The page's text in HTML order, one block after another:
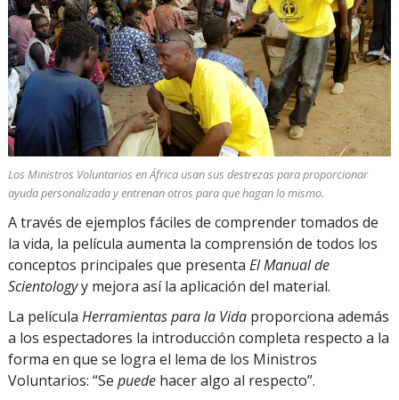
Los Ministros Voluntarios en África usan sus destrezas para proporcionar
ayuda personalizada y entrenan otros para que hagan lo mismo.
A través de ejemplos fáciles de comprender tomados de
la vida, la película aumenta la comprensión de todos los
conceptos principales que presenta El Manual de
Scientologyy mejora así la aplicación del material.
La película Herramientas para la Vida proporciona además
a los espectadores la introducción completa respecto a la
forma en que se logra el lema de los Ministros
Voluntarios: “Se puede hacer algo al respecto”.